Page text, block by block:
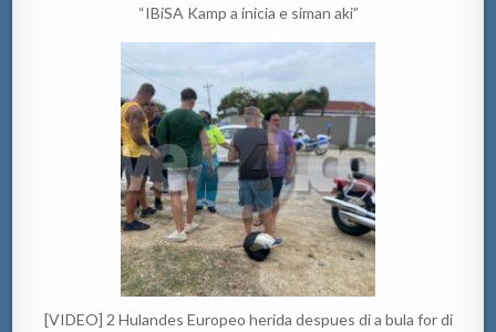
“IBiSA Kamp a inicia e siman aki”
[VIDEO] 2 Hulandes Europeo herida despues di a bula for di